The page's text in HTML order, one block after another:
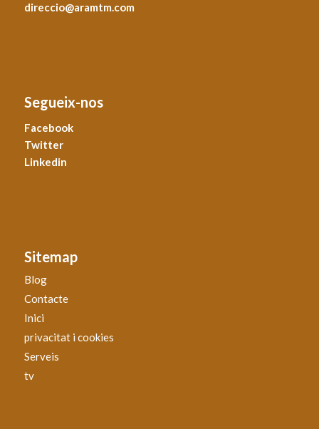
direccio@aramtm.com
Segueix-nos
Facebook
Twitter
Linkedin
Sitemap
Blog
Contacte
Inici
privacitat i cookies
Serveis
tv